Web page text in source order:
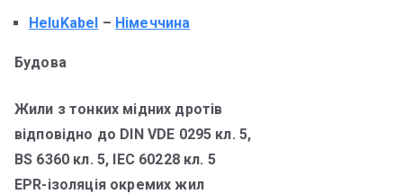
HeluKabel – Німеччина
Будова
Жили з тонких мідних дротів
відповідно до DIN VDE 0295 кл. 5,
BS 6360 кл. 5, IEC 60228 кл. 5
EPR-ізоляція окремих жил